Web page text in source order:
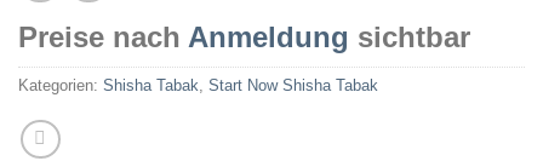
Preise nach Anmeldung sichtbar
Kategorien: Shisha Tabak Start Now Shisha Tabak